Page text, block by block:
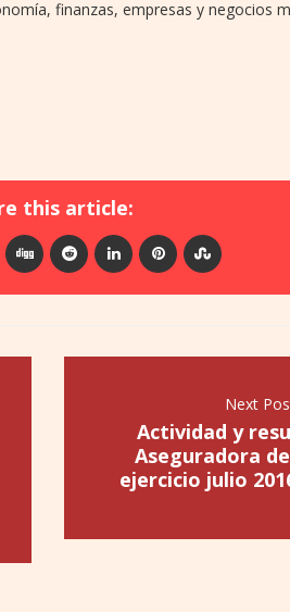
finanzas, empresas y negocios
this article:
Next
Actividad y
Aseguradora
ejercicio julio